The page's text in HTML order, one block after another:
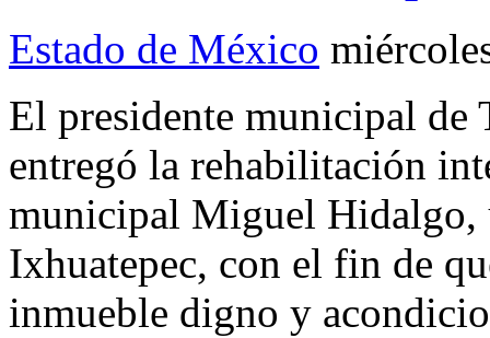
Estado de México
El presidente municipal de
entregó la rehabilitación
municipal Miguel Hidalgo,
Ixhuatepec, con el fin de
inmueble digno y